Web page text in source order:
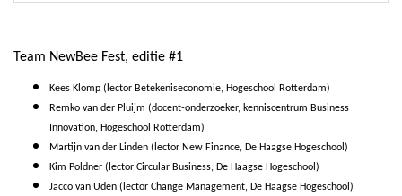
Team NewBee Fest, editie #1
Kees Klomp (lector Betekeniseconomie, Hogeschool Rotterdam)
Remko van der Pluijm (docent-onderzoeker, kenniscentrum Business
Innovation, Hogeschool Rotterdam)
Martijn van der Linden (lector New Finance, De Haagse Hogeschool)
Kim Poldner (lector Circular Business, De Haagse Hogeschool)
Jacco van Uden (lector Change Management, De Haagse Hogeschool)